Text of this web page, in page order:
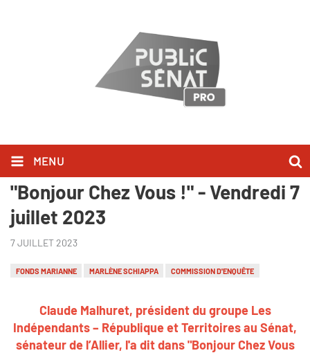
MENU
Claude Malhuret l'a dit dans
"Bonjour Chez Vous !" - Vendredi 7
juillet 2023
7 JUILLET 2023
FONDS MARIANNE MARLÈNE SCHIAPPA COMMISSION D'ENQUÊTE
Claude Malhuret, président du groupe Les
Indépendants – République et Territoires au Sénat,
sénateur de l’Allier, l'a dit dans "Bonjour Chez Vous